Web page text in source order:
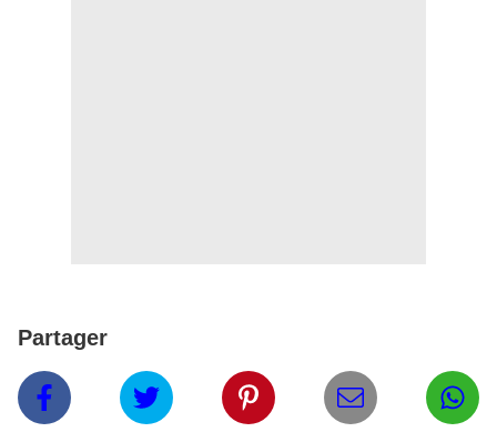
Partager